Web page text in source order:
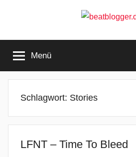
beatblogger.de
the
beat
goes
Menü
Schlagwort: Stories
LFNT – Time To Bleed